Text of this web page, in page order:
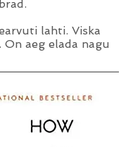
lahti. Viska
aeg elada nagu